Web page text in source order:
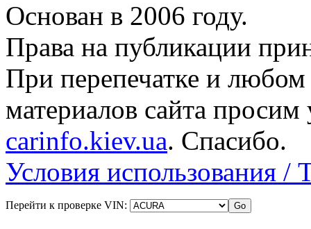
Основан в 2006 году.
Права на публикации
При перепечатке и
материалов сайта просим
carinfo.kiev.ua. Спасибо.
Условия использования /
Перейти к проверке VIN: